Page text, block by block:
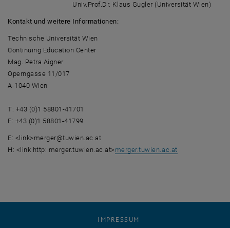
Univ.Prof.Dr. Klaus Gugler (Universität Wien)
Kontakt und weitere Informationen:
Technische Universität Wien
Continuing Education Center
Mag. Petra Aigner
Operngasse 11/017
A-1040 Wien
T: +43 (0)1 58801-41701
F: +43 (0)1 58801-41799
E: <link>merger@tuwien.ac.at
H: <link http: merger.tuwien.ac.at> merger.tuwien.ac.at
IMPRESSUM